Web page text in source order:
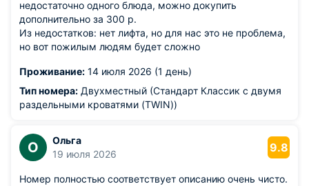
недостаточно одного блюда, можно докупить
дополнительно за 300 р.
Из недостатков: нет лифта, но для нас это не проблема,
но вот пожилым людям будет сложно
Проживание: 14 июля 2026 (1 день)
Тип номера: Двухместный (Стандарт Классик с двумя
раздельными кроватями (TWIN))
О
Ольга
19 июля 2026
9.8
Номер полностью соответствует описанию очень чисто.